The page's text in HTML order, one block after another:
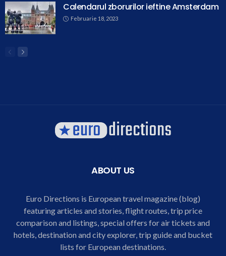
Calendarul zborurilor ieftine Amsterdam
Februarie 18, 2023
ABOUT US
Euro Directions is European travel magazine (blog)
featuring articles and stories, flight routes, trip price
comparison and listings, special offers for air tickets and
hotels, destination and city explorer, trip guide and bucket
lists for European destinations.